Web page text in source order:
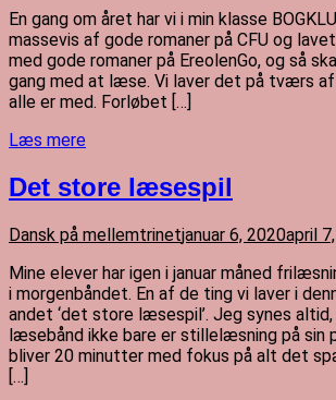
En gang om året har vi i min klasse
massevis af gode romaner på CFU og
med gode romaner på EreolenGo, og så
gang med at læse. Vi laver det på tværs af
alle er med. Forløbet […]
Læs mere
Det store læsespil
Dansk på mellemtrinetjanuar 6, 2020april
Mine elever har igen i januar måned
i morgenbåndet. En af de ting vi laver i
andet ‘det store læsespil’. Jeg synes
læsebånd ikke bare er stillelæsning på sin
bliver 20 minutter med fokus på alt det
[…]